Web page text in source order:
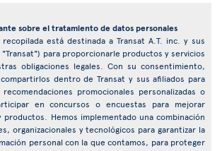
sobre el tratamiento de datos personales
está destinada a Transat A.T. inc. y sus
para proporcionarle productos y servicios
obligaciones legales. Con su consentimiento,
dentro de Transat y sus afiliados para
promocionales personalizadas o
en concursos o encuestas para mejorar
productos. Hemos implementado una combinación
organizacionales y tecnológicos para garantizar la
personal con la que contamos, para proteger